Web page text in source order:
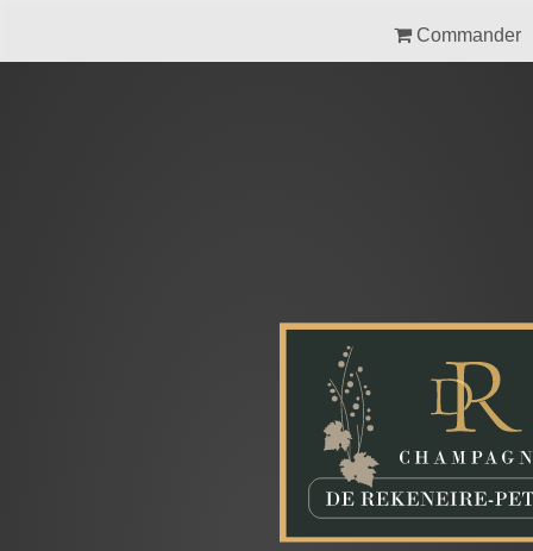
Commander